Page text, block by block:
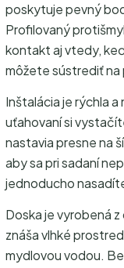
poskytuje pevný
Profilovaný
kontakt aj vtedy,
môžete sústrediť na
Inštalácia je rýchla a
uťahovaní si
nastavia presne na
aby sa pri sadaní
jednoducho
Doska je vyrobená
znáša vlhké
mydlovou vodou.